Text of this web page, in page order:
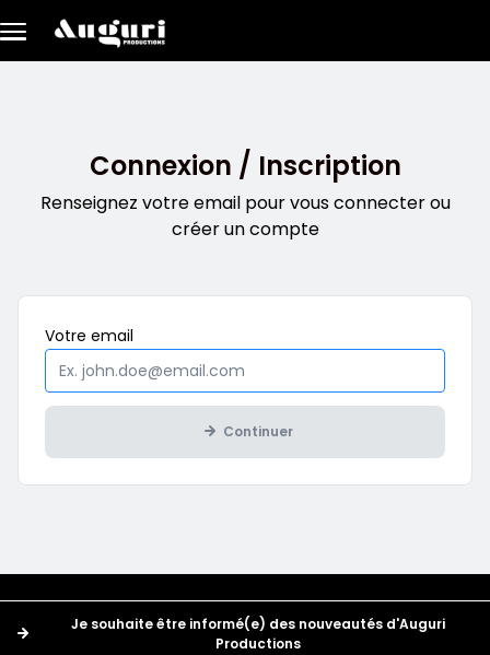
Connexion / Inscription
Renseignez votre email pour vous connecter ou
créer un compte
Votre email
Continuer
Je souhaite être informé(e) des nouveautés d'Auguri
Productions